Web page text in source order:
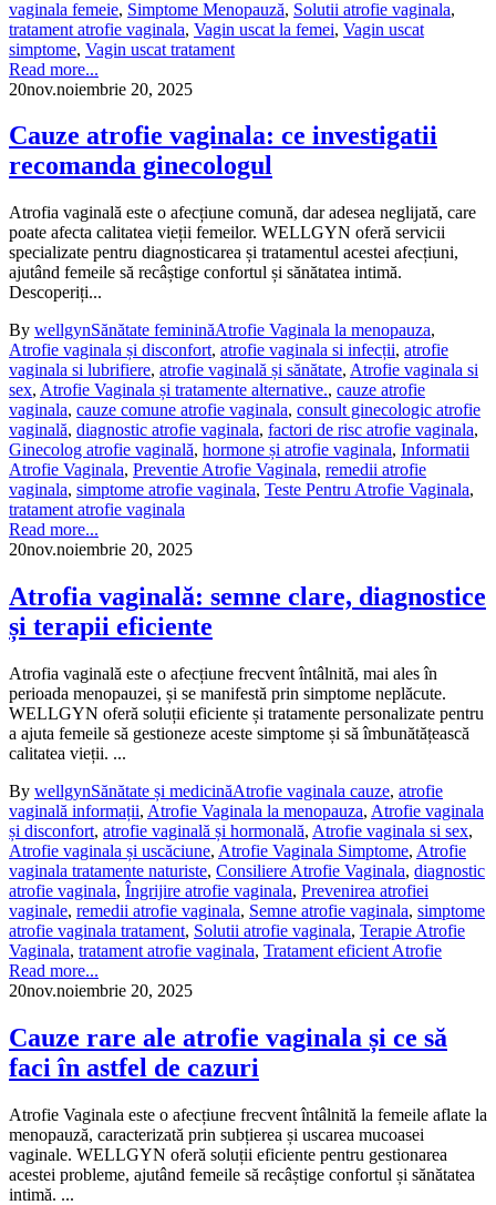
vaginala femeie, Simptome Menopauză, Solutii atrofie vaginala,
tratament atrofie vaginala, Vagin uscat la femei, Vagin uscat
simptome, Vagin uscat tratament
Read more...
20nov.noiembrie 20, 2025
Cauze atrofie vaginala: ce investigatii
recomanda ginecologul
Atrofia vaginală este o afecțiune comună, dar adesea neglijată, care
poate afecta calitatea vieții femeilor. WELLGYN oferă servicii
specializate pentru diagnosticarea și tratamentul acestei afecțiuni,
ajutând femeile să recâștige confortul și sănătatea intimă.
Descoperiți...
By wellgynSănătate femininăAtrofie Vaginala la menopauza,
Atrofie vaginala și disconfort, atrofie vaginala si infecții, atrofie
vaginala si lubrifiere, atrofie vaginală și sănătate, Atrofie vaginala si
sex, Atrofie Vaginala și tratamente alternative., cauze atrofie
vaginala, cauze comune atrofie vaginala, consult ginecologic atrofie
vaginală, diagnostic atrofie vaginala, factori de risc atrofie vaginala,
Ginecolog atrofie vaginală, hormone și atrofie vaginala, Informatii
Atrofie Vaginala, Preventie Atrofie Vaginala, remedii atrofie
vaginala, simptome atrofie vaginala, Teste Pentru Atrofie Vaginala,
tratament atrofie vaginala
Read more...
20nov.noiembrie 20, 2025
Atrofia vaginală: semne clare, diagnostice
și terapii eficiente
Atrofia vaginală este o afecțiune frecvent întâlnită, mai ales în
perioada menopauzei, și se manifestă prin simptome neplăcute.
WELLGYN oferă soluții eficiente și tratamente personalizate pentru
a ajuta femeile să gestioneze aceste simptome și să îmbunătățească
calitatea vieții. ...
By wellgynSănătate și medicinăAtrofie vaginala cauze, atrofie
vaginală informații, Atrofie Vaginala la menopauza, Atrofie vaginala
și disconfort, atrofie vaginală și hormonală, Atrofie vaginala si sex,
Atrofie vaginala și uscăciune, Atrofie Vaginala Simptome, Atrofie
vaginala tratamente naturiste, Consiliere Atrofie Vaginala, diagnostic
atrofie vaginala, Îngrijire atrofie vaginala, Prevenirea atrofiei
vaginale, remedii atrofie vaginala, Semne atrofie vaginala, simptome
atrofie vaginala tratament, Solutii atrofie vaginala, Terapie Atrofie
Vaginala, tratament atrofie vaginala, Tratament eficient Atrofie
Read more...
20nov.noiembrie 20, 2025
Cauze rare ale atrofie vaginala și ce să
faci în astfel de cazuri
Atrofie Vaginala este o afecțiune frecvent întâlnită la femeile aflate la
menopauză, caracterizată prin subțierea și uscarea mucoasei
vaginale. WELLGYN oferă soluții eficiente pentru gestionarea
acestei probleme, ajutând femeile să recâștige confortul și sănătatea
intimă. ...